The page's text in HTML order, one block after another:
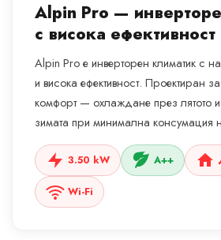
Alpin Pro —
с висока ефективност
Alpin Pro е инверторен климатик с
и висока ефективност. Проектиран
комфорт — охлаждане през лятото
зимата при минимална консумация
3.50 kW A++
Wi-Fi